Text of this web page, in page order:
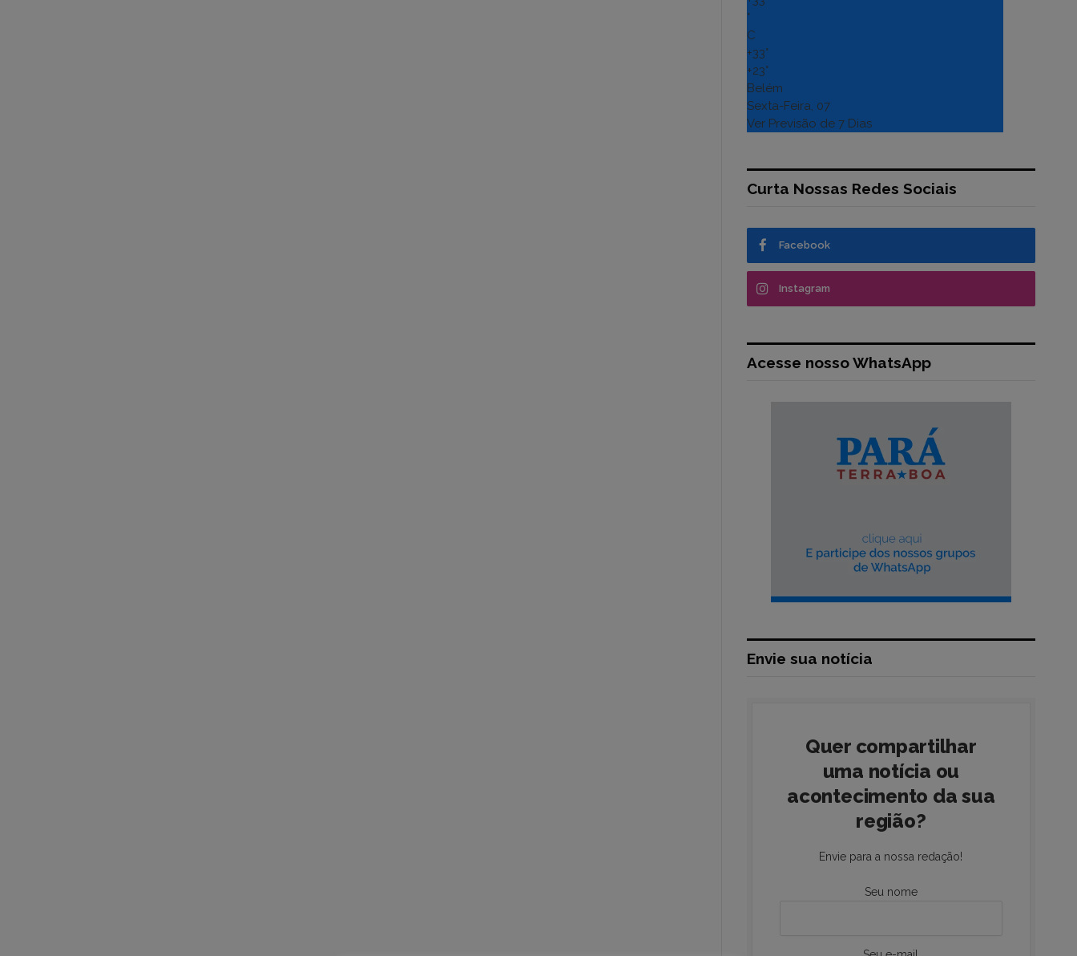
°
C
+33°
+23°
Belém
Sexta-Feira, 07
Ver Previsão de 7 Dias
Curta Nossas Redes Sociais
Facebook
Instagram
Acesse nosso WhatsApp
Envie sua notícia
Quer compartilhar
uma notícia ou
acontecimento da sua
região?
Envie para a nossa redação!
Seu nome